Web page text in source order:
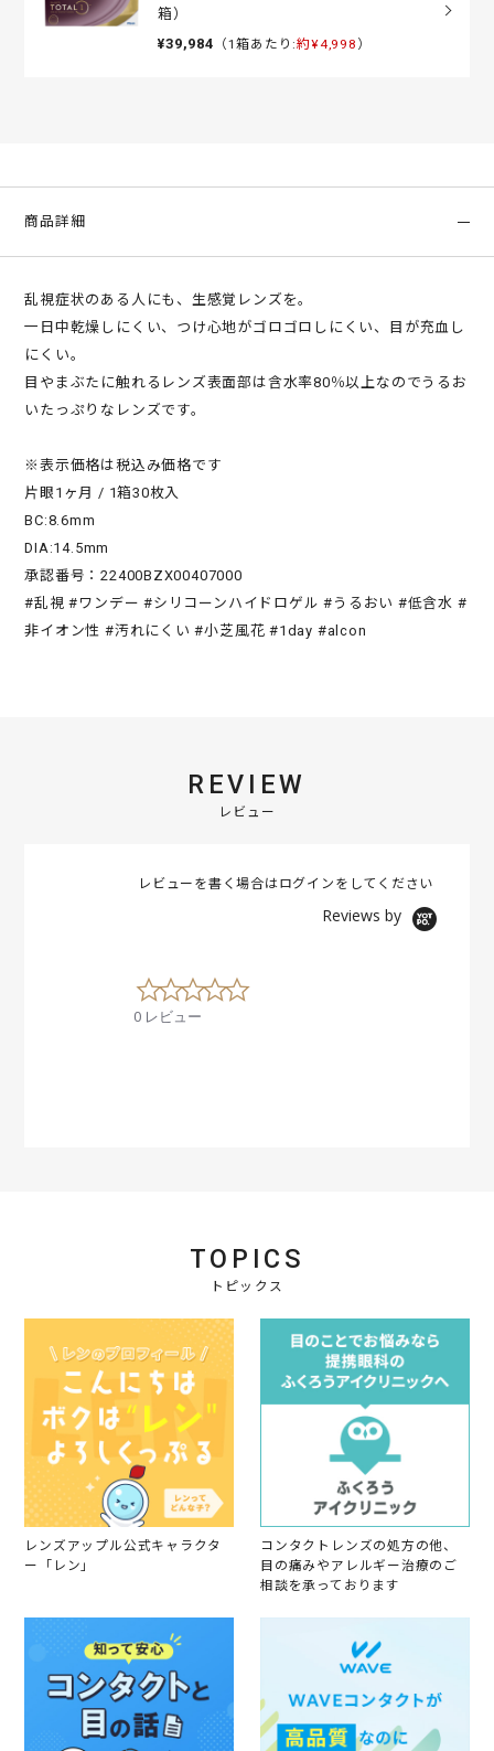
箱）
¥39,984 （1箱あたり:約¥4,998 ）
商品詳細
乱視症状のある人にも、生感覚レンズを。
一日中乾燥しにくい、つけ心地がゴロゴロしにくい、目が充血し
にくい。
目やまぶたに触れるレンズ表面部は含水率80％以上なのでうるお
いたっぷりなレンズです。
※表示価格は税込み価格です
片眼1ヶ月 / 1箱30枚入
BC:8.6mm
DIA:14.5mm
承認番号：22400BZX00407000
#乱視 #ワンデー #シリコーンハイドロゲル #うるおい #低含水 #
非イオン性 #汚れにくい #小芝風花 #1day #alcon
REVIEW
レビュー
レビューを書く場合はログイン をしてください
Reviews by
0
.
0 レビュー
TOPICS
トピックス
レンズアップル公式キャラクタ
ー「レン」
コンタクトレンズの処方の他、
目の痛みやアレルギー治療のご
相談を承っております